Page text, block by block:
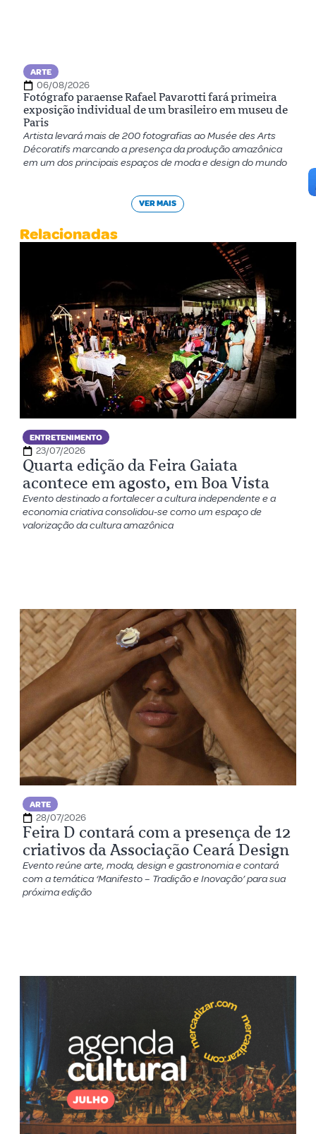
ARTE
06/08/2026
Fotógrafo paraense Rafael Pavarotti fará primeira
exposição individual de um brasileiro em museu de
Paris
Artista levará mais de 200 fotografias ao Musée des Arts
Décoratifs marcando a presença da produção amazônica
em um dos principais espaços de moda e design do mundo
VER MAIS
Relacionadas
ENTRETENIMENTO
23/07/2026
Quarta edição da Feira Gaiata
acontece em agosto, em Boa Vista
Evento destinado a fortalecer a cultura independente e a
economia criativa consolidou-se como um espaço de
valorização da cultura amazônica
ARTE
28/07/2026
Feira D contará com a presença de 12
criativos da Associação Ceará Design
Evento reúne arte, moda, design e gastronomia e contará
com a temática ‘Manifesto – Tradição e Inovação’ para sua
próxima edição